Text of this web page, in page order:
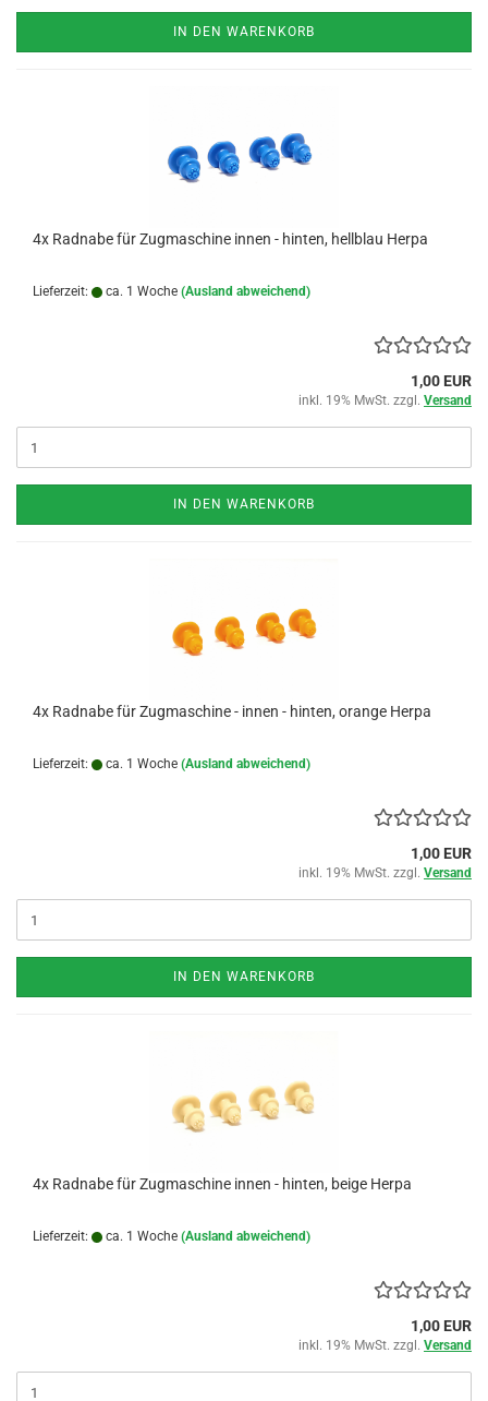
IN DEN WARENKORB
4x Radnabe für Zugmaschine innen - hinten, hellblau Herpa
Lieferzeit: ca. 1 Woche (Ausland abweichend)
1,00 EUR
inkl. 19% MwSt. zzgl. Versand
IN DEN WARENKORB
4x Radnabe für Zugmaschine - innen - hinten, orange Herpa
Lieferzeit: ca. 1 Woche (Ausland abweichend)
1,00 EUR
inkl. 19% MwSt. zzgl. Versand
IN DEN WARENKORB
4x Radnabe für Zugmaschine innen - hinten, beige Herpa
Lieferzeit: ca. 1 Woche (Ausland abweichend)
1,00 EUR
inkl. 19% MwSt. zzgl. Versand